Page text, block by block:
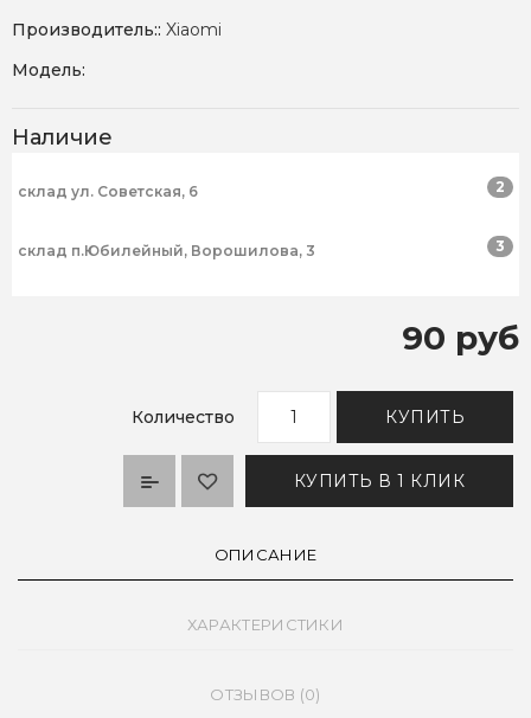
Производитель:: Xiaomi
Модель:
Наличие
склад ул. Советская, 6 2
склад п.Юбилейный, Ворошилова, 3 3
90 руб
Количество КУПИТЬ
КУПИТЬ В 1 КЛИК
ОПИСАНИЕ
ХАРАКТЕРИСТИКИ
ОТЗЫВОВ (0)